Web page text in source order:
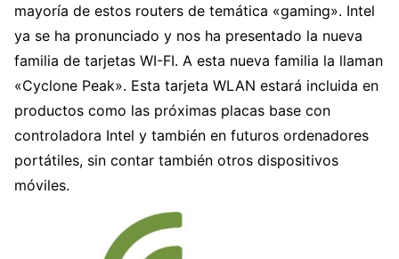
mayoría de estos routers de temática «gaming». Intel
ya se ha pronunciado y nos ha presentado la nueva
familia de tarjetas WI-FI. A esta nueva familia la llaman
«Cyclone Peak». Esta tarjeta WLAN estará incluida en
productos como las próximas placas base con
controladora Intel y también en futuros ordenadores
portátiles, sin contar también otros dispositivos
móviles.